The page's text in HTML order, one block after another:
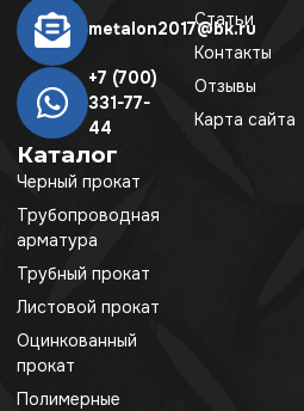
metalon2017@bk.ru
+7 (700)
331-77-
44
Каталог
Черный прокат
Трубопроводная
арматура
Трубный прокат
Листовой прокат
Оцинкованный
прокат
Полимерные
Статьи
Контакты
Отзывы
Карта сайта